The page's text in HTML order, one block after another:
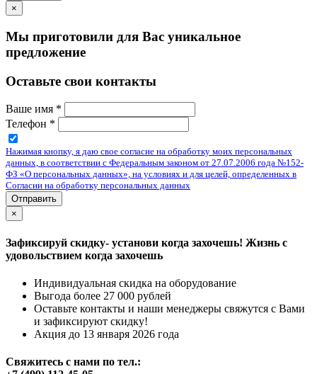
×
Мы приготовили для Вас уникальное
предложение
Оставьте свои контакты
Ваше имя *
Телефон *
Нажимая кнопку, я даю свое согласие на обработку моих персональных
данных, в соответствии с Федеральным законом от 27.07.2006 года №152-
ФЗ «О персональных данных», на условиях и для целей, определенных в
Согласии на обработку персональных данных
Отправить
×
Зафиксируй скидку- установи когда захочешь! Жизнь с
удовольствием когда захочешь
Индивидуальная скидка на оборудование
Выгода более 27 000 рублей
Оставьте контакты и наши менеджеры свяжутся с Вами
и зафиксируют скидку!
Акция до 13 января 2026 года
Свяжитесь с нами по тел.: